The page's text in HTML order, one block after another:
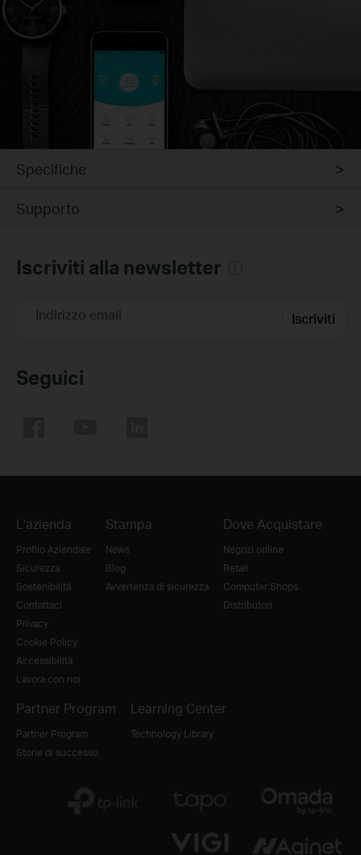
Specifiche
Supporto
Iscriviti alla newsletter
Indirizzo email Iscriviti
Seguici
L'azienda
Profilo Aziendale
Sicurezza
Sostenibilità
Contattaci
Privacy
Cookie Policy
Accessibilità
Lavora con noi
Stampa
News
Blog
Avvertenza di sicurezza
Dove Acquistare
Negozi online
Retail
Computer Shops
Distributori
Partner Program
Partner Program
Storie di successo
Learning Center
Technology Library